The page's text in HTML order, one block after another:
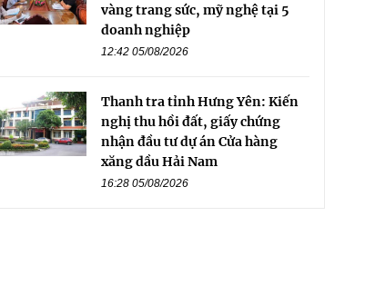
vàng trang sức, mỹ nghệ tại 5
doanh nghiệp
12:42 05/08/2026
Thanh tra tỉnh Hưng Yên: Kiến
nghị thu hồi đất, giấy chứng
nhận đầu tư dự án Cửa hàng
xăng dầu Hải Nam
16:28 05/08/2026